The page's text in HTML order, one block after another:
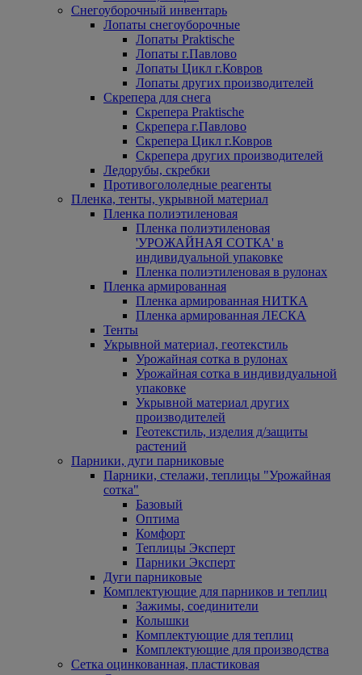
Снегоуборочный инвентарь
Лопаты снегоуборочные
Лопаты Praktische
Лопаты г.Павлово
Лопаты Цикл г.Ковров
Лопаты других производителей
Скрепера для снега
Скрепера Praktische
Скрепера г.Павлово
Скрепера Цикл г.Ковров
Скрепера других производителей
Ледорубы, скребки
Противогололедные реагенты
Пленка, тенты, укрывной материал
Пленка полиэтиленовая
Пленка полиэтиленовая
'УРОЖАЙНАЯ СОТКА' в
индивидуальной упаковке
Пленка полиэтиленовая в рулонах
Пленка армированная
Пленка армированная НИТКА
Пленка армированная ЛЕСКА
Тенты
Укрывной материал, геотекстиль
Урожайная сотка в рулонах
Урожайная сотка в индивидуальной
упаковке
Укрывной материал других
производителей
Геотекстиль, изделия д/защиты
растений
Парники, дуги парниковые
Парники, стелажи, теплицы "Урожайная
сотка"
Базовый
Оптима
Комфорт
Теплицы Эксперт
Парники Эксперт
Дуги парниковые
Комплектующие для парников и теплиц
Зажимы, соединители
Колышки
Комплектующие для теплиц
Комплектующие для производства
Сетка оцинкованная, пластиковая